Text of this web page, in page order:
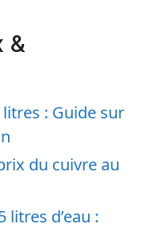
&
: Guide sur
du cuivre au
litres d’eau :